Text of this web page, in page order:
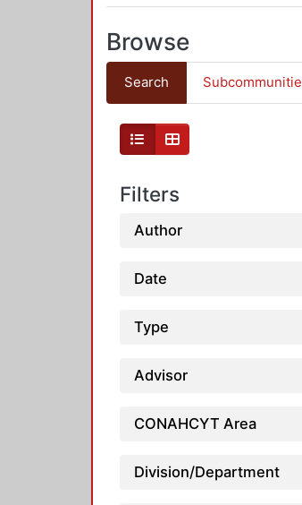
Browse
Search
Filters
Author
Date
Type
Advisor
CONAHCYT Area
Division/Department